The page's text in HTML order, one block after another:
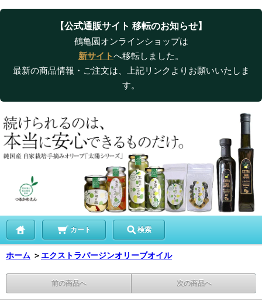
【公式通販サイト 移転のお知らせ】
鶴亀園オンラインショップは
新サイトへ移転しました。
最新の商品情報・ご注文は、上記リンクよりお願いいたしま
す。
カート 検索
ホーム ＞ エクストラバージンオリーブオイル
前の商品へ 次の商品へ